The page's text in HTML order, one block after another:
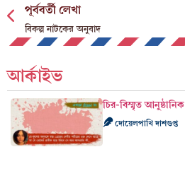
পূর্ববর্তী লেখা
বিকল্প নাটকের অনুবাদ
আর্কাইভ
চির-বিস্মৃত আনুষ্ঠানিক
দোয়েলপাখি দাশগুপ্ত